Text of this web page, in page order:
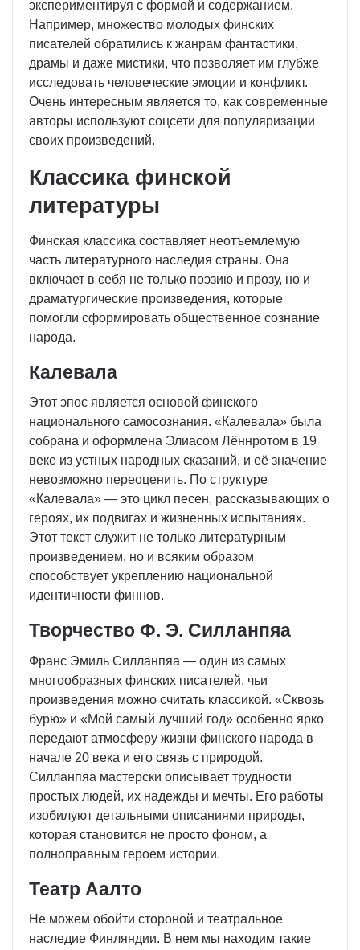
экспериментируя с формой и содержанием.
Например, множество молодых финских
писателей обратились к жанрам фантастики,
драмы и даже мистики, что позволяет им глубже
исследовать человеческие эмоции и конфликт.
Очень интересным является то, как современные
авторы используют соцсети для популяризации
своих произведений.
Классика финской
литературы
Финская классика составляет неотъемлемую
часть литературного наследия страны. Она
включает в себя не только поэзию и прозу, но и
драматургические произведения, которые
помогли сформировать общественное сознание
народа.
Калевала
Этот эпос является основой финского
национального самосознания. «Калевала» была
собрана и оформлена Элиасом Лённротом в 19
веке из устных народных сказаний, и её значение
невозможно переоценить. По структуре
«Калевала» — это цикл песен, рассказывающих о
героях, их подвигах и жизненных испытаниях.
Этот текст служит не только литературным
произведением, но и всяким образом
способствует укреплению национальной
идентичности финнов.
Творчество Ф. Э. Силланпяа
Франс Эмиль Силланпяа — один из самых
многообразных финских писателей, чьи
произведения можно считать классикой. «Сквозь
бурю» и «Мой самый лучший год» особенно ярко
передают атмосферу жизни финского народа в
начале 20 века и его связь с природой.
Силланпяа мастерски описывает трудности
простых людей, их надежды и мечты. Его работы
изобилуют детальными описаниями природы,
которая становится не просто фоном, а
полноправным героем истории.
Театр Аалто
Не можем обойти стороной и театральное
наследие Финляндии. В нем мы находим такие